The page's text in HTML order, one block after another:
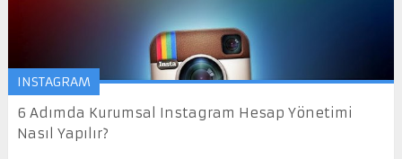
INSTAGRAM
6 Adımda Kurumsal Instagram Hesap Yönetimi
Nasıl Yapılır?